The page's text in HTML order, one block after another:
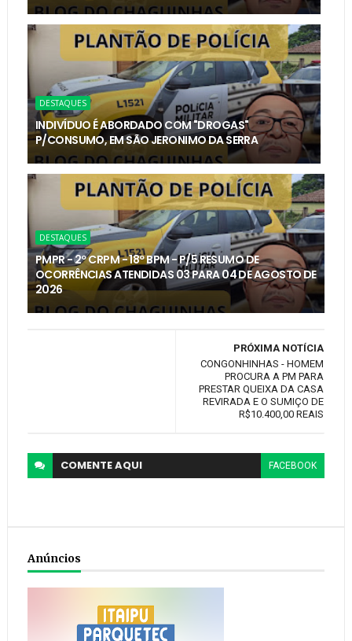
DESTAQUES
INDIVÍDUO É ABORDADO COM "DROGAS"
P/CONSUMO, EM SÃO JERONIMO DA SERRA
DESTAQUES
PMPR - 2º CRPM - 18º BPM - P/5 RESUMO DE
OCORRÊNCIAS ATENDIDAS 03 PARA 04 DE AGOSTO DE
2026
PRÓXIMA NOTÍCIA
CONGONHINHAS - HOMEM
PROCURA A PM PARA
PRESTAR QUEIXA DA CASA
REVIRADA E O SUMIÇO DE
R$10.400,00 REAIS
COMENTEAQUI FACEBOOK
Anúncios